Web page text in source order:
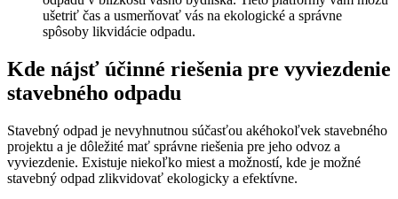
ušetriť čas a usmerňovať vás na ekologické a správne
spôsoby likvidácie odpadu.
Kde nájsť účinné riešenia pre vyviezdenie
stavebného odpadu
Stavebný odpad je nevyhnutnou súčasťou akéhokoľvek stavebného
projektu a je dôležité mať správne riešenia pre jeho odvoz a
vyviezdenie. Existuje niekoľko miest a možností, kde je možné
stavebný odpad zlikvidovať ekologicky a efektívne.